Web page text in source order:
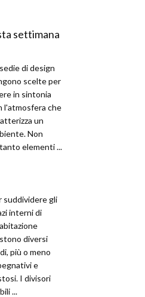
settimana
di design
scelte per
in sintonia
l'atmosfera che
un
Non
elementi ...
suddividere gli
interni di
diversi
più o meno
e
I divisori
...